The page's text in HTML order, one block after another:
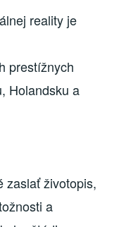
reality je
prestížnych
Holandsku a
zaslať životopis,
a